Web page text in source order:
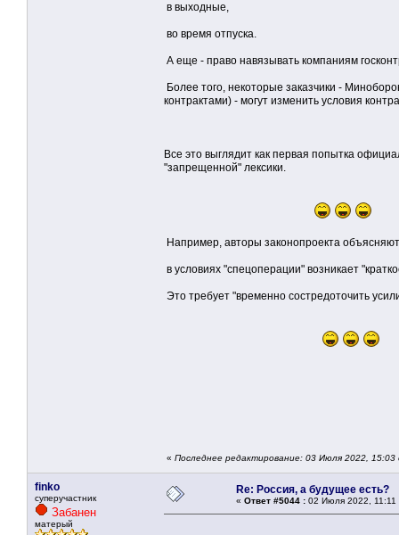
в выходные,
во время отпуска.
А еще - право навязывать компаниям
Более того, некоторые заказчики -
контрактами) - могут изменить условия
Все это выглядит как первая попытка
"запрещенной" лексики.
Например, авторы законопроекта
в условиях "спецоперации" возникает
Это требует "временно состредоточить
« Последнее редактирование: 03 Июля 2022, 15:03
finko
суперучастник
Забанен
матерый
Re: Россия, а будущее есть?
« Ответ #5044 : 02 Июля 2022, 11:11